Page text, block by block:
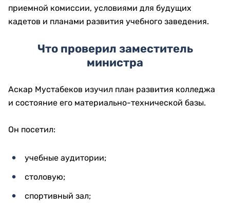
приемной комиссии, условиями для будущих
кадетов и планами развития учебного заведения.
Что проверил заместитель
министра
Аскар Мустабеков изучил план развития колледжа
и состояние его материально-технической базы.
Он посетил:
учебные аудитории;
столовую;
спортивный зал;